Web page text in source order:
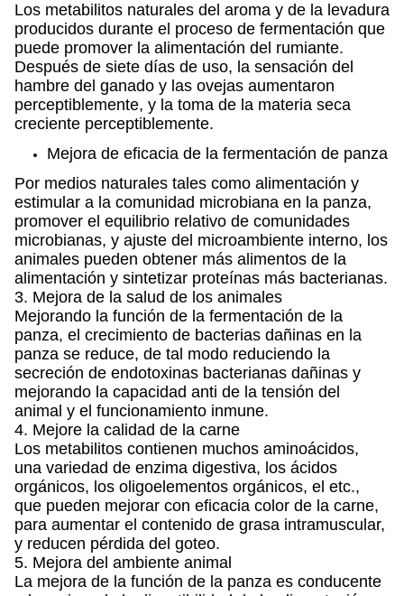
Los metabilitos naturales del aroma y de la levadura
producidos durante el proceso de fermentación que
puede promover la alimentación del rumiante.
Después de siete días de uso, la sensación del
hambre del ganado y las ovejas aumentaron
perceptiblemente, y la toma de la materia seca
creciente perceptiblemente.
Mejora de eficacia de la fermentación de panza
Por medios naturales tales como alimentación y
estimular a la comunidad microbiana en la panza,
promover el equilibrio relativo de comunidades
microbianas, y ajuste del microambiente interno, los
animales pueden obtener más alimentos de la
alimentación y sintetizar proteínas más bacterianas.
3. Mejora de la salud de los animales
Mejorando la función de la fermentación de la
panza, el crecimiento de bacterias dañinas en la
panza se reduce, de tal modo reduciendo la
secreción de endotoxinas bacterianas dañinas y
mejorando la capacidad anti de la tensión del
animal y el funcionamiento inmune.
4. Mejore la calidad de la carne
Los metabilitos contienen muchos aminoácidos,
una variedad de enzima digestiva, los ácidos
orgánicos, los oligoelementos orgánicos, el etc.,
que pueden mejorar con eficacia color de la carne,
para aumentar el contenido de grasa intramuscular,
y reducen pérdida del goteo.
5. Mejora del ambiente animal
La mejora de la función de la panza es conducente